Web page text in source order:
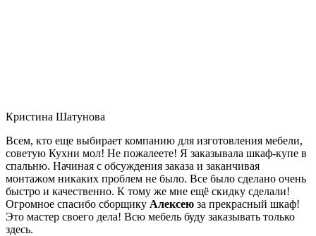
Кристина Шатунова
Всем, кто еще выбирает компанию для изготовления мебели,
советую Кухни мол! Не пожалеете! Я заказывала шкаф-купе в
спальню. Начиная с обсуждения заказа и заканчивая
монтажом никаких проблем не было. Все было сделано очень
быстро и качественно. К тому же мне ещё скидку сделали!
Огромное спасибо сборщику Алексею за прекрасный шкаф!
Это мастер своего дела! Всю мебель буду заказывать только
здесь.